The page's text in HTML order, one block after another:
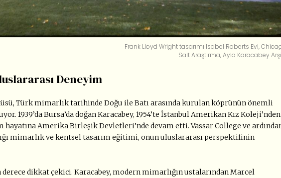
Frank Lloyd Wright tasarımı Isabel Roberts Evi,
Salt Araştırma, Ayla Karacabey
Deneyim
Türk mimarlık tarihinde Doğu ile Batı arasında kurulan köprünün önemli
1939’da Bursa’da doğan Karacabey, 1954’te İstanbul Amerikan Kız Koleji’nden
Amerika Birleşik Devletleri’nde devam etti. Vassar College ve
mimarlık ve kentsel tasarım eğitimi, onun uluslararası perspektifinin
derece dikkat çekici. Karacabey, modern mimarlığın ustalarından Marcel